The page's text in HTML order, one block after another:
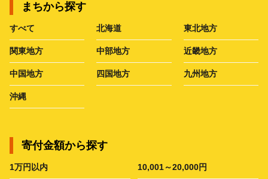
まちから探す
すべて 北海道 東北地方
関東地方 中部地方 近畿地方
中国地方 四国地方 九州地方
沖縄
寄付金額から探す
1万円以内 10,001～20,000円